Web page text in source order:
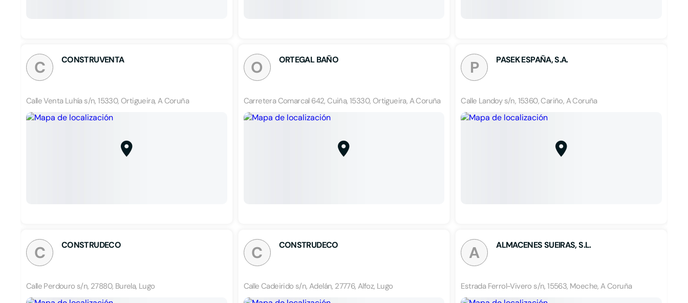
C CONSTRUVENTA
Calle Venta Luhía s/n, 15330, Ortigueira, A Coruña
O ORTEGAL BAÑO
Carretera Comarcal 642, Cuiña, 15330, Ortigueira, A Coruña
P PASEK ESPAÑA, S.A.
Calle Landoy s/n, 15360, Cariño, A Coruña
C CONSTRUDECO
Calle Perdouro s/n, 27880, Burela, Lugo
C CONSTRUDECO
Calle Cadeirido s/n, Adelán, 27776, Alfoz, Lugo
A ALMACENES SUEIRAS, S.L.
Estrada Ferrol-Vivero s/n, 15563, Moeche, A Coruña